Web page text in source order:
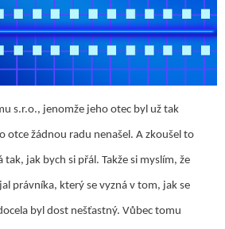
s.r.o., jenomže jeho otec byl už tak
otce žádnou radu nenašel. A zkoušel to
jak bych si přál. Takže si myslím, že
právníka, který se vyzná v tom, jak se
byl dost nešťastný. Vůbec tomu